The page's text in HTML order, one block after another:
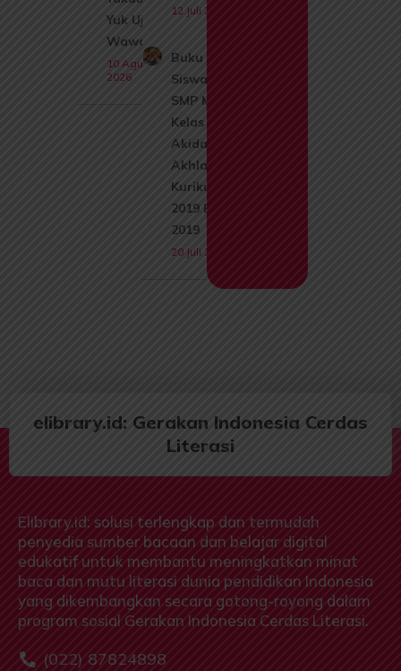
Yuk Uji
Wawasanmu!
10 Agustus
2026
12 Juli 2026
Buku
Siswa
SMP Mts
Kelas 8
Akidah
Akhlak
Kurikulum
2019 Edisi
2019
20 Juli 2026
elibrary.id: Gerakan Indonesia Cerdas
Literasi
Elibrary.id: solusi terlengkap dan termudah
penyedia sumber bacaan dan belajar digital
edukatif untuk membantu meningkatkan minat
baca dan mutu literasi dunia pendidikan Indonesia
yang dikembangkan secara gotong-royong dalam
program sosial Gerakan Indonesia Cerdas Literasi.
(022) 87824898